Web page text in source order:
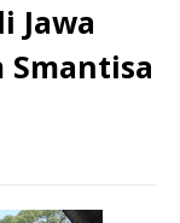
Jawa
Smantisa